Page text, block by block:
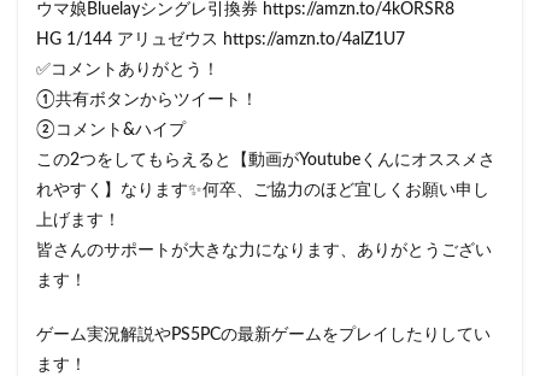
ウマ娘Bluelayシングレ引換券 https://amzn.to/4kORSR8
HG 1/144 アリュゼウス https://amzn.to/4alZ1U7
✅コメントありがとう！
①共有ボタンからツイート！
②コメント&ハイプ
この2つをしてもらえると【動画がYoutubeくんにオススメさ
れやすく】なります✨何卒、ご協力のほど宜しくお願い申し
上げます！
皆さんのサポートが大きな力になります、ありがとうござい
ます！
ゲーム実況解説やPS5PCの最新ゲームをプレイしたりしてい
ます！